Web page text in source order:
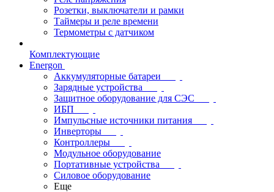
Розетки, выключатели и рамки
Таймеры и реле времени
Термометры c датчиком
Комплектующие
Energon
Аккумуляторные батареи
Зарядные устройства
Защитное оборудование для СЭС
ИБП
Импульсные источники питания
Инверторы
Контроллеры
Модульное оборудование
Портативные устройства
Силовое оборудование
Еще